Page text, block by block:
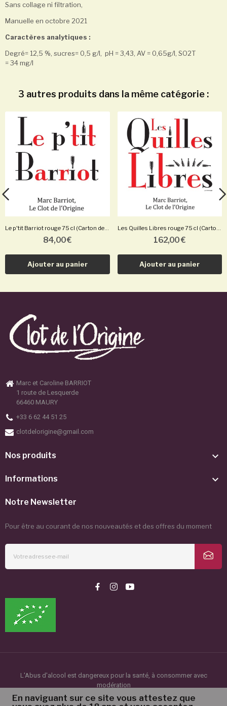
Sans collage ni filtration,
Manuelle en octobre 2021
Caractères analytiques :
Degré= 12,5 %, sucres= 0,5 g/l, pH = 3,43, AV = 0,65g/l, SO2T
= 34 mg/l
3 autres produits dans la même catégorie :
Le p'tit Barriot rouge 75 cl (Carton de 6...
84,00 €
Ajouter au panier
Les Quilles Libres rouge 75 cl (Carton de 6...
162,00 €
Ajouter au panier
Marc et Caroline BARRIOT
1 route de Lesquerde
66460 MAURY
+33 6 62 44 51 25
clotdelorigine@gmail.com
Nos produits 
Informations 
Notre Newsletter
Pour être au courant de nos nouveautés et des offres du moment
L'Abus d'alcool est dangereux pour la santé, à consommer avec
modération
©2024 Le Clot de l'Origine. Tous droits réservés.
En naviguant sur ce site vous attestez que